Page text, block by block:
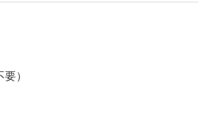
る認知度向上、「訪れたい」、
思えるような町のイメージを図る
見渡す限りの田園風景、白鳥の飛
）